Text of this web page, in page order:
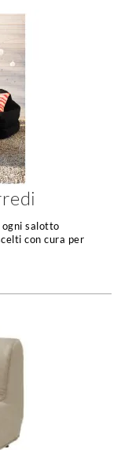
ogni salotto
con cura per